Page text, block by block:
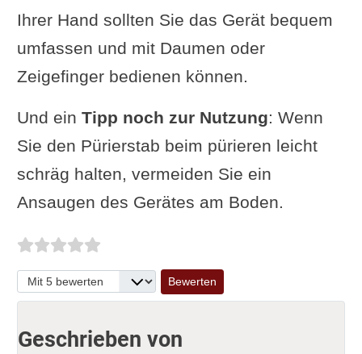
Ihrer Hand sollten Sie das Gerät bequem
umfassen und mit Daumen oder
Zeigefinger bedienen können.
Und ein Tipp noch zur Nutzung: Wenn
Sie den Pürierstab beim pürieren leicht
schräg halten, vermeiden Sie ein
Ansaugen des Gerätes am Boden.
Bitte bewerten
Geschrieben von